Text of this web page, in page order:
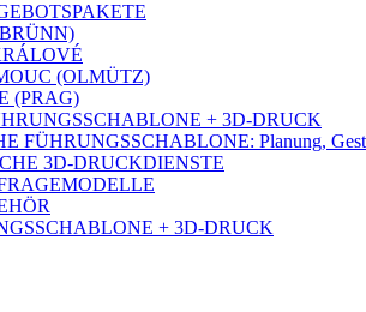
(OLMÜTZ)
(PRAG)
+ 3D-DRUCK
FÜHRUNGSSCHABLONE: Planung,
3D-DRUCKDIENSTE
+ 3D-DRUCK